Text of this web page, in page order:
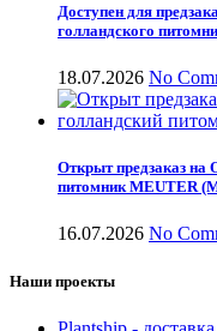
Доступен для
голландского
18.07.2026 No
Открыт предзаказ
питомник MEUTER
16.07.2026 No
Наши проекты